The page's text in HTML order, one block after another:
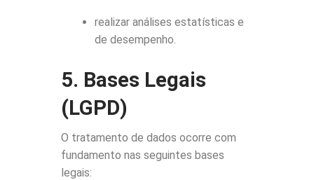
realizar análises estatísticas e
de desempenho.
5. Bases Legais
(LGPD)
O tratamento de dados ocorre com
fundamento nas seguintes bases
legais: